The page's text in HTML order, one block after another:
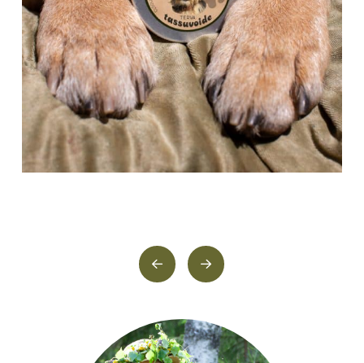
PrevGopalan
tiimi
Gopalan
tiimi